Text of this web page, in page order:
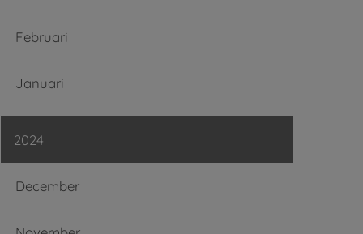
Februari
Januari
2024
December